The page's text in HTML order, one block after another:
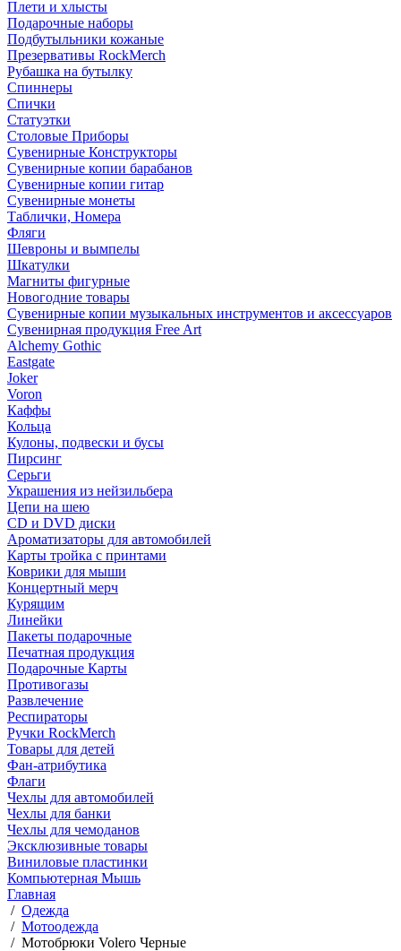
Плети и хлысты
Подарочные наборы
Подбутыльники кожаные
Презервативы RockMerch
Рубашка на бутылку
Спиннеры
Спички
Статуэтки
Столовые Приборы
Сувенирные Конструкторы
Сувенирные копии барабанов
Сувенирные копии гитар
Сувенирные монеты
Таблички, Номера
Фляги
Шевроны и вымпелы
Шкатулки
Магниты фигурные
Новогодние товары
Сувенирные копии музыкальных инструментов и аксессуаров
Сувенирная продукция Free Art
Alchemy Gothic
Eastgate
Joker
Voron
Каффы
Кольца
Кулоны, подвески и бусы
Пирсинг
Серьги
Украшения из нейзильбера
Цепи на шею
CD и DVD диски
Ароматизаторы для автомобилей
Карты тройка с принтами
Коврики для мыши
Концертный мерч
Курящим
Линейки
Пакеты подарочные
Печатная продукция
Подарочные Карты
Противогазы
Развлечение
Респираторы
Ручки RockMerch
Товары для детей
Фан-атрибутика
Флаги
Чехлы для автомобилей
Чехлы для банки
Чехлы для чемоданов
Эксклюзивные товары
Виниловые пластинки
Компьютерная Мышь
Главная
/ Одежда
/ Мотоодежда
/ Мотобрюки Volero Черные